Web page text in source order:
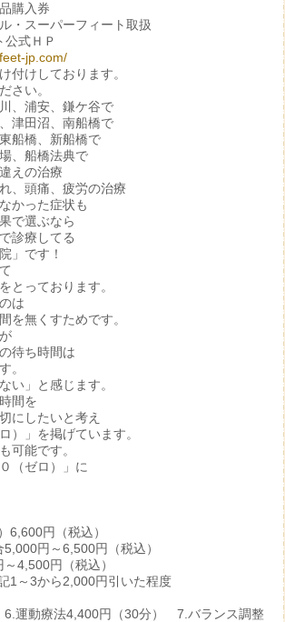
購入券
・スーパーフィート取扱
公式ＨＰ
jp.com/
付けしております。
さい。
、浦安、鎌ケ谷で
津田沼、南船橋で
船橋、新船橋で
、船橋法典で
えの治療
、頭痛、疲労の治療
かった症状も
で選ぶなら
診療してる
」です！
とっております。
は
を無くすためです。
待ち時間は
。
い」と感じます。
間を
にしたいと考え
）」を掲げています。
可能です。
（ゼロ）」に
6,600円（税込）
円～6,500円（税込）
4,500円（税込）
1～3から2,000円引いた程度
運動療法4,400円（30分） 7.バランス調整